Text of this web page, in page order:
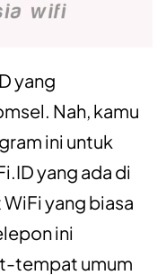
yang
Nah, kamu
ini untuk
yang ada di
yang biasa
ini
tempat umum